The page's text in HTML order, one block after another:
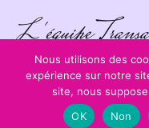
L'équipe
Nous utilisons des
expérience sur notre
site, nous
OK
Non